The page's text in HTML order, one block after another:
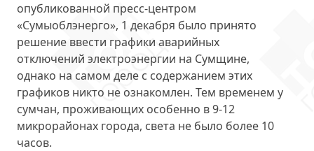
опубликованной пресс-центром
«Сумыоблэнерго», 1 декабря было принято
решение ввести графики аварийных
отключений электроэнергии на Сумщине,
однако на самом деле с содержанием этих
графиков никто не ознакомлен. Тем временем у
сумчан, проживающих особенно в 9-12
микрорайонах города, света не было более 10
часов.